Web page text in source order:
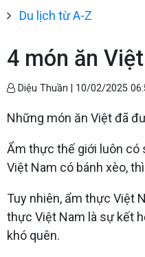
Du lịch từ A-Z
4 món ăn
Diệu Thuần | 10/02/2025
Những món ăn Việt đã
Ẩm thực thế giới luôn có
Việt Nam có bánh xèo,
Tuy nhiên, ẩm thực Việt
thực Việt Nam là sự kết
khó quên.